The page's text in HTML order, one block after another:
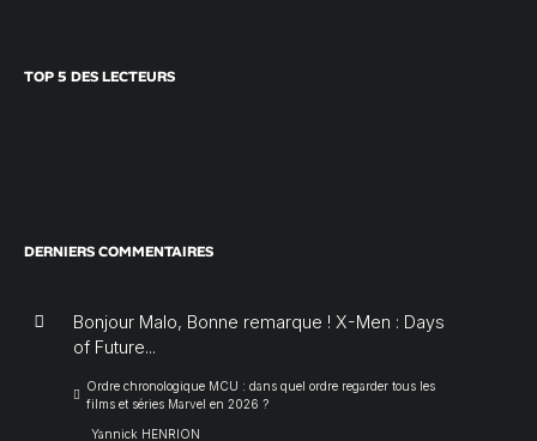
TOP 5 DES LECTEURS
DERNIERS COMMENTAIRES
Bonjour Malo, Bonne remarque ! X-Men : Days
of Future...
Ordre chronologique MCU : dans quel ordre regarder tous les
films et séries Marvel en 2026 ?
Yannick HENRION